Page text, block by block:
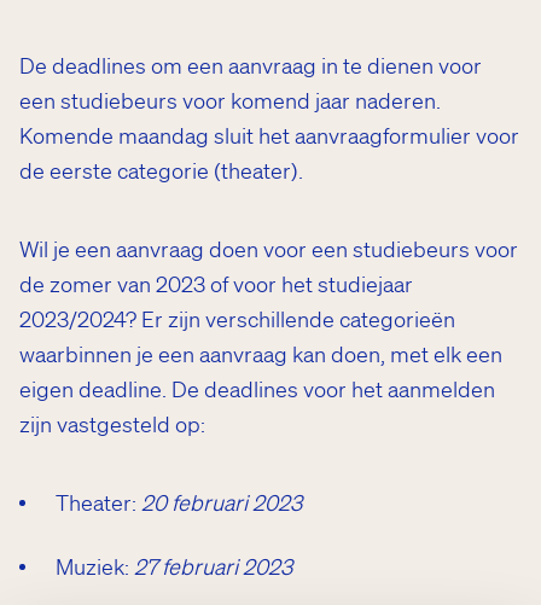
De deadlines om een aanvraag in te dienen voor
een studiebeurs voor komend jaar naderen.
Komende maandag sluit het aanvraagformulier voor
de eerste categorie (theater).
Wil je een aanvraag doen voor een studiebeurs voor
de zomer van 2023 of voor het studiejaar
2023/2024? Er zijn verschillende categorieën
waarbinnen je een aanvraag kan doen, met elk een
eigen deadline. De deadlines voor het aanmelden
zijn vastgesteld op:
Theater: 20 februari 2023
Muziek: 27 februari 2023